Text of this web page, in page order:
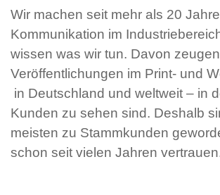
Wir machen seit mehr als 20
Kommunikation im
wissen was wir tun. Davon
Veröffentlichungen im Print- und
in Deutschland und weltweit – in
Kunden zu sehen sind. Deshalb
meisten zu Stammkunden
schon seit vielen Jahren